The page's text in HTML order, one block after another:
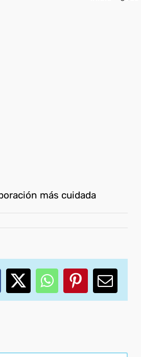
más cuidada
X WhatsApp
PinterestCorreo